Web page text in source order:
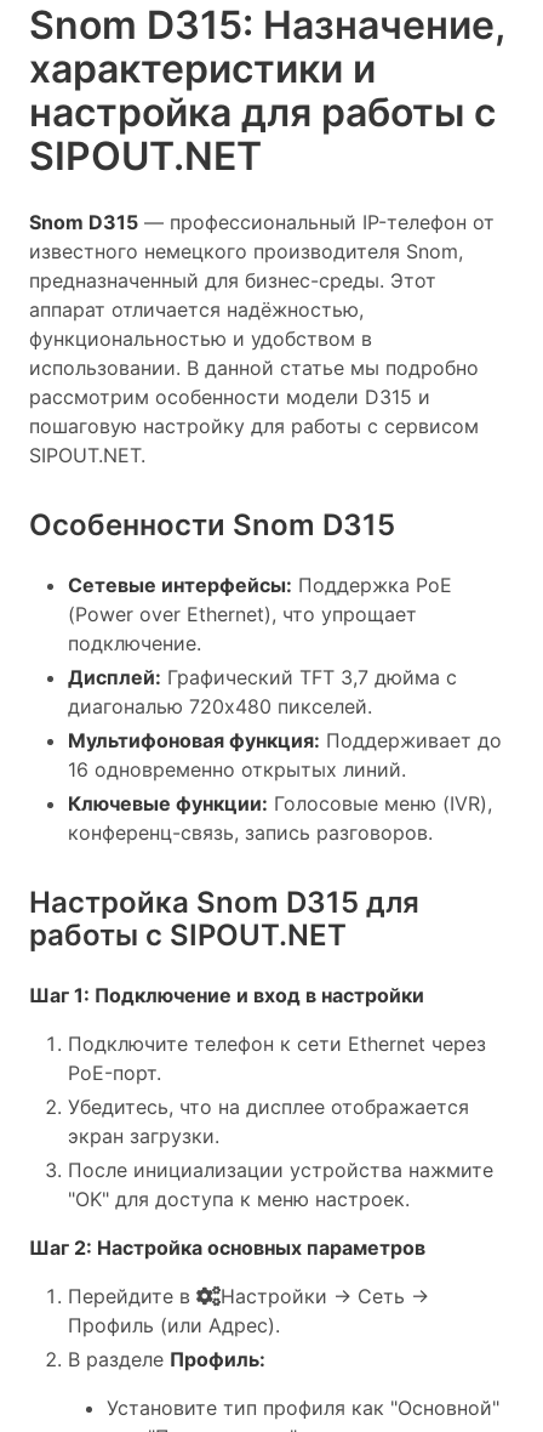
Snom D315: Назначение,
характеристики и
настройка для работы с
SIPOUT.NET
Snom D315 — профессиональный IP-телефон от
известного немецкого производителя Snom,
предназначенный для бизнес-среды. Этот
аппарат отличается надёжностью,
функциональностью и удобством в
использовании. В данной статье мы подробно
рассмотрим особенности модели D315 и
пошаговую настройку для работы с сервисом
SIPOUT.NET.
Особенности Snom D315
Сетевые интерфейсы: Поддержка PoE
(Power over Ethernet), что упрощает
подключение.
Дисплей: Графический TFT 3,7 дюйма с
диагональю 720x480 пикселей.
Мультифоновая функция: Поддерживает до
16 одновременно открытых линий.
Ключевые функции: Голосовые меню (IVR),
конференц-связь, запись разговоров.
Настройка Snom D315 для
работы с SIPOUT.NET
Шаг 1: Подключение и вход в настройки
Подключите телефон к сети Ethernet через
PoE-порт.
Убедитесь, что на дисплее отображается
экран загрузки.
После инициализации устройства нажмите
"OK" для доступа к меню настроек.
Шаг 2: Настройка основных параметров
Перейдите в
Настройки → Сеть →
Профиль (или Адрес).
В разделе Профиль:
Установите тип профиля как "Основной"